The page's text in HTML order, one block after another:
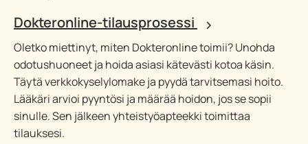
Dokteronline-tilausprosessi
Oletko miettinyt, miten Dokteronline toimii? Unohda
odotushuoneet ja hoida asiasi kätevästi kotoa käsin.
Täytä verkkokyselylomake ja pyydä tarvitsemasi hoito.
Lääkäri arvioi pyyntösi ja määrää hoidon, jos se sopii
sinulle. Sen jälkeen yhteistyöapteekki toimittaa
tilauksesi.